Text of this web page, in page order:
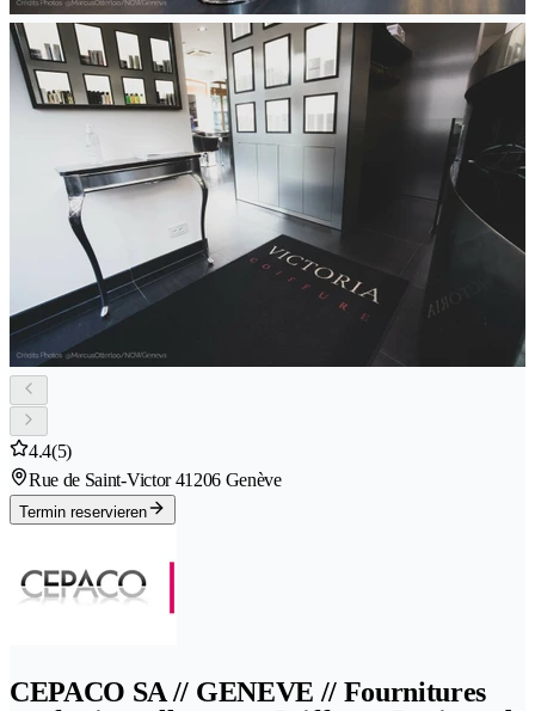
4.4(5)
Rue de Saint-Victor 41206 Genève
Termin reservieren
CEPACO SA // GENEVE // Fournitures